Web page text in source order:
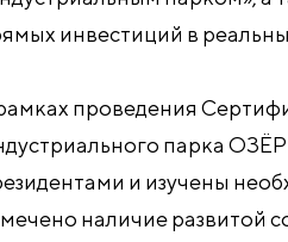
инвестиций в
проведения
парка
и изучены
наличие развитой